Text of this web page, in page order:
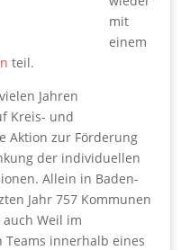
mit
einem
teil.
Jahren
Kreis- und
Aktion zur Förderung
der individuellen
Allein in Baden-
Jahr 757 Kommunen
Weil im
innerhalb eines